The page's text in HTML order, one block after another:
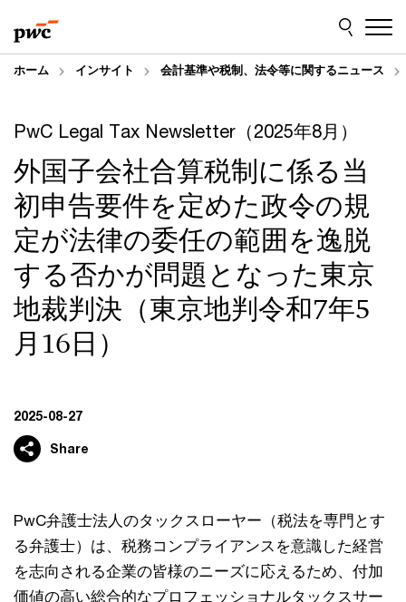
to
content
to
footer
ホーム インサイト 会計基準や税制、法令等に関するニュース
PwC Legal Tax Newsletter（2025年8月）
外国子会社合算税制に係る当
初申告要件を定めた政令の規
定が法律の委任の範囲を逸脱
する否かが問題となった東京
地裁判決（東京地判令和7年5
月16日）
2025-08-27
Share
PwC弁護士法人のタックスローヤー（税法を専門とす
る弁護士）は、税務コンプライアンスを意識した経営
を志向される企業の皆様のニーズに応えるため、付加
価値の高い総合的なプロフェッショナルタックスサー